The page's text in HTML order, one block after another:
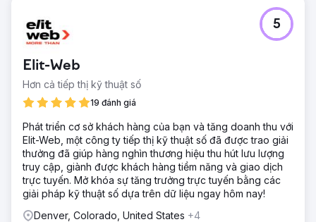
Elit-Web
Hơn cả tiếp thị kỹ thuật số
19 đánh giá
5
Phát triển cơ sở khách hàng của bạn và tăng doanh thu với
Elit-Web, một công ty tiếp thị kỹ thuật số đã được trao giải
thưởng đã giúp hàng nghìn thương hiệu thu hút lưu lượng
truy cập, giành được khách hàng tiềm năng và giao dịch
trực tuyến. Mở khóa sự tăng trưởng trực tuyến bằng các
giải pháp kỹ thuật số dựa trên dữ liệu ngay hôm nay!
Denver, Colorado, United States +4